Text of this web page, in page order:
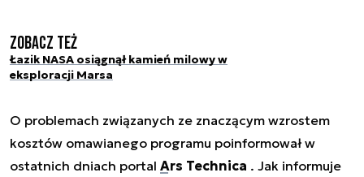
Zobacz też
Łazik NASA osiągnął kamień milowy w
eksploracji Marsa
O problemach związanych ze znaczącym wzrostem
kosztów omawianego programu poinformował w
ostatnich dniach portal Ars Technica . Jak informuje